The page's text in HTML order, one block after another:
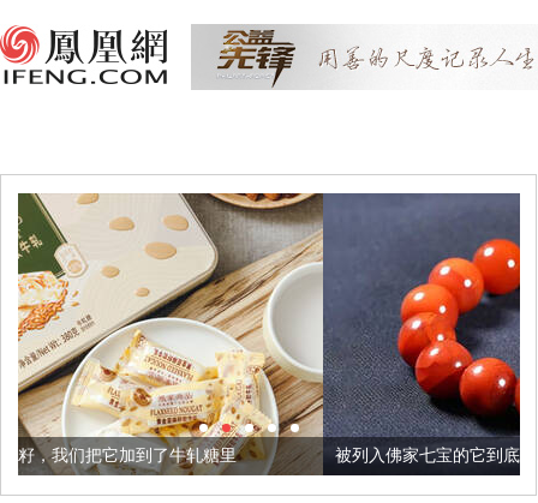
牛轧糖里 被列入佛家七宝的它到底有多美？